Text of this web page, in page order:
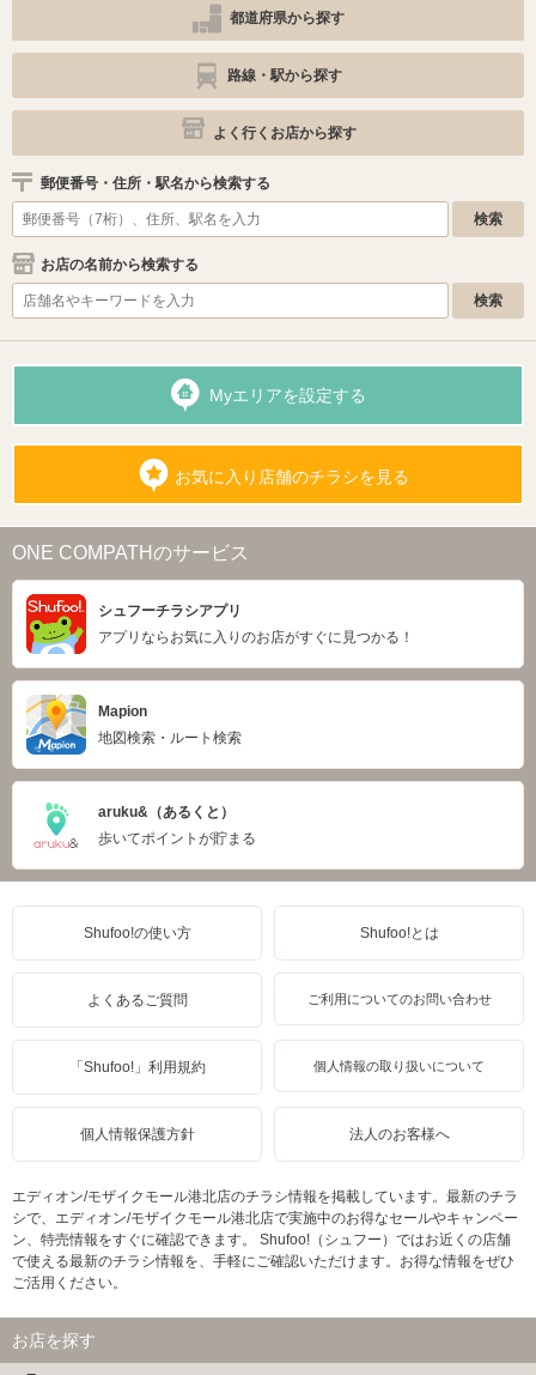
都道府県から探す
路線・駅から探す
よく行くお店から探す
郵便番号・住所・駅名から検索する
お店の名前から検索する
Myエリアを設定する
お気に入り店舗のチラシを見る
ONE COMPATHのサービス
シュフーチラシアプリ
アプリならお気に入りのお店がすぐに見つかる！
Mapion
地図検索・ルート検索
aruku&（あるくと）
歩いてポイントが貯まる
Shufoo!の使い方 Shufoo!とは
よくあるご質問 ご利用についてのお問い合わせ
「Shufoo!」利用規約 個人情報の取り扱いについて
個人情報保護方針 法人のお客様へ
エディオン/モザイクモール港北店のチラシ情報を掲載しています。最新のチラ
シで、エディオン/モザイクモール港北店で実施中のお得なセールやキャンペー
ン、特売情報をすぐに確認できます。 Shufoo!（シュフー）ではお近くの店舗
で使える最新のチラシ情報を、手軽にご確認いただけます。お得な情報をぜひ
ご活用ください。
お店を探す